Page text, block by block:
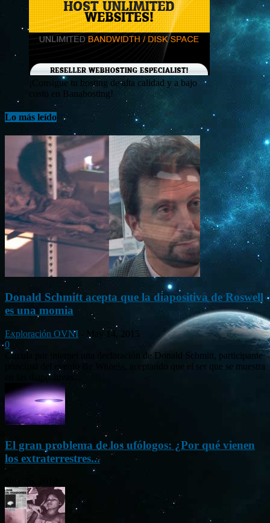
¡Consigue tu hosting de alta calidad y a bajo
costo en Banahosting!
Lo más leído
Donald Schmitt acepta que la diapositiva de Roswell
es una momia
Exploración OVNI
May 14, 2015
0
Circula por internet una declaración de Donald Schmitt, participante
principal del evento Be Witness, aceptando que el ser que se muestra
en las diapositivas...
El gran problema de los ufólogos: ¿Por qué vienen
los extraterrestres...